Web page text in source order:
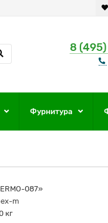
8
Фурнитура
087»
m
кг